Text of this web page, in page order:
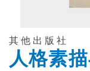
其他出版社
人格素